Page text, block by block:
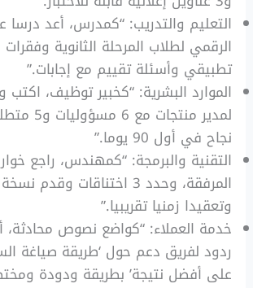
التعليم والتدريب: “كمدرس، أعد درسا
الرقمي لطلاب المرحلة الثانوية
تطبيقي وأسئلة تقييم مع إجابات.”
الموارد البشرية: “كخبير توظيف،
لمدير
نجاح في أول 90 يوما.”
التقنية والبرمجة: “كمهندس، راجع
المرفقة، وحدد 3 اختناقات
وتعقيدا زمنيا تقريبيا.”
خدمة العملاء: “كواضع نصوص
ردود لفريق دعم حول ‘طريقة صياغة
على أفضل نتيجة’ بطريقة ودودة